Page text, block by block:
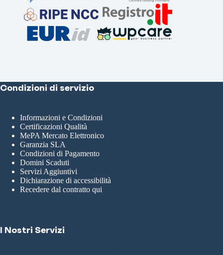
Condizioni di servizio
Informazioni e Condizioni
Certificazioni Qualità
MePA Mercato Elettronico
Garanzia SLA
Condizioni di Pagamento
Domini Scaduti
Servizi Aggiuntivi
Dichiarazione di accessibilità
Recedere dal contratto qui
I Nostri Servizi